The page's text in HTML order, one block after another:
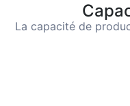
La capacité de